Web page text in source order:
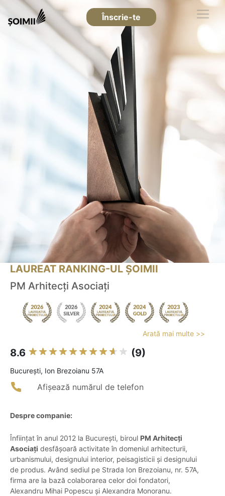
Înscrie-te
LAUREAT RANKING-UL ȘOIMII
PM Arhitecți Asociați
Arată mai multe >>
8.6 (9)
Bucureşti, Ion Brezoianu 57A
Afișează numărul de telefon
Despre companie:
Înființat în anul 2012 la București, biroul PM Arhitecți
Asociați desfășoară activitate în domeniul arhitecturii,
urbanismului, designului interior, peisagisticii și designului
de produs. Având sediul pe Strada Ion Brezoianu, nr. 57A,
firma are la bază colaborarea celor doi fondatori,
Alexandru Mihai Popescu și Alexandra Monoranu.